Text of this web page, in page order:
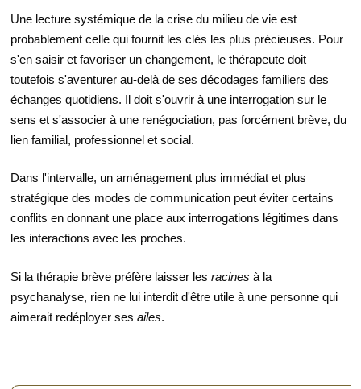
Une lecture systémique de la crise du milieu de vie est
probablement celle qui fournit les clés les plus précieuses. Pour
s'en saisir et favoriser un changement, le thérapeute doit
toutefois s'aventurer au-delà de ses décodages familiers des
échanges quotidiens. Il doit s'ouvrir à une interrogation sur le
sens et s'associer à une renégociation, pas forcément brève, du
lien familial, professionnel et social.
Dans l'intervalle, un aménagement plus immédiat et plus
stratégique des modes de communication peut éviter certains
conflits en donnant une place aux interrogations légitimes dans
les interactions avec les proches.
Si la thérapie brève préfère laisser lesracines à la
psychanalyse, rien ne lui interdit d'être utile à une personne qui
aimerait redéployer sesailes.